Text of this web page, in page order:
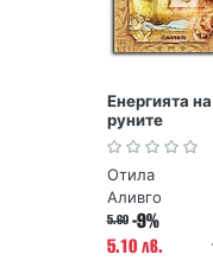
Енергията на
руните
Отила
Аливго
5.60 -9%
5.10 лв.